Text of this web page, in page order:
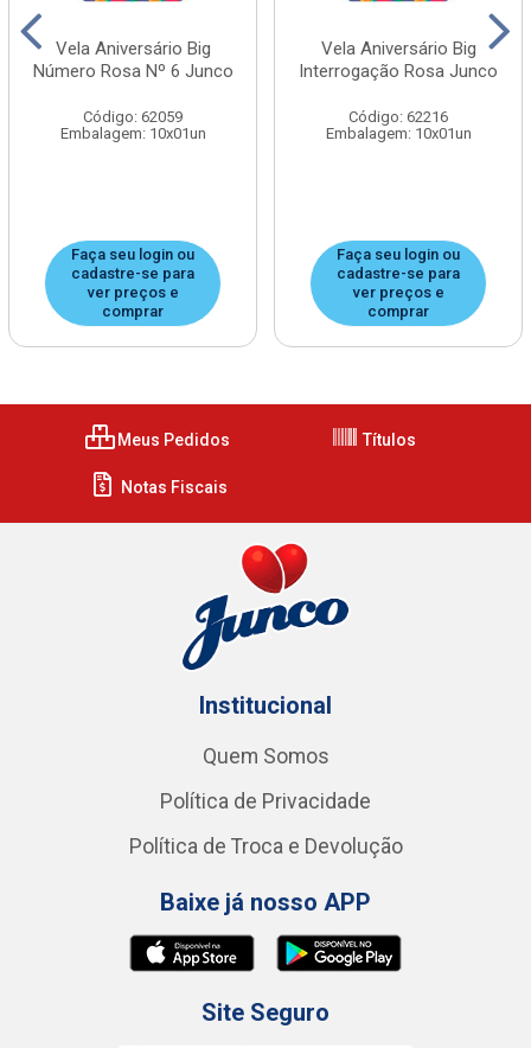
Vela Aniversário Big
Número Rosa Nº 6 Junco
Código: 62059
Embalagem: 10x01un
Faça seu login ou
cadastre-se para
ver preços e
comprar
Vela Aniversário Big
Interrogação Rosa Junco
Código: 62216
Embalagem: 10x01un
Faça seu login ou
cadastre-se para
ver preços e
comprar
Meus Pedidos Títulos
Notas Fiscais
Institucional
Quem Somos
Política de Privacidade
Política de Troca e Devolução
Baixe já nosso APP
Site Seguro